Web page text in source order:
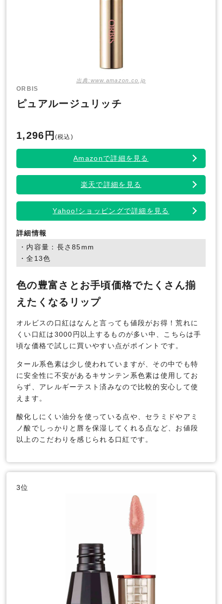
出典:www.amazon.co.jp
ORBIS
ピュアルージュリッチ
1,296円 (税込)
Amazonで詳細を見る
楽天で詳細を見る
Yahoo!ショッピングで詳細を見る
詳細情報
・内容量：長さ85mm
・全13色
色の豊富さとお手頃価格でたくさん揃
えたくなるリップ
オルビスの口紅はなんと言っても値段がお得！荒れに
くい口紅は3000円以上するものが多い中、こちらは手
頃な価格で試しに買いやすい点がポイントです。
タール系色素は少し使われていますが、その中でも特
に安全性に不安があるキサンテン系色素は使用してお
らず、アレルギーテスト済みなので比較的安心して使
えます。
酸化しにくい油分を使っている点や、セラミドやアミ
ノ酸でしっかりと唇を保湿してくれる点など、お値段
以上のこだわりを感じられる口紅です。
3位